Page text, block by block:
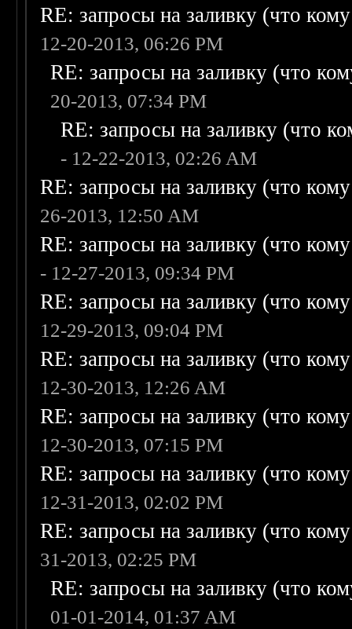
RE: запросы на заливку (что
12-20-2013, 06:26 PM
RE: запросы на заливку (что
20-2013, 07:34 PM
RE: запросы на заливку (что
- 12-22-2013, 02:26 AM
RE: запросы на заливку (что
26-2013, 12:50 AM
RE: запросы на заливку (что
- 12-27-2013, 09:34 PM
RE: запросы на заливку (что
12-29-2013, 09:04 PM
RE: запросы на заливку (что
12-30-2013, 12:26 AM
RE: запросы на заливку (что
12-30-2013, 07:15 PM
RE: запросы на заливку (что
12-31-2013, 02:02 PM
RE: запросы на заливку (что
31-2013, 02:25 PM
RE: запросы на заливку (что
01-01-2014, 01:37 AM